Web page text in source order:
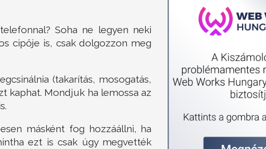
Soha ne legyen neki
cipője is, csak dolgozzon meg
(takarítás, mosogatás,
kaphat. Mondjuk ha lemossa az
másként fog hozzáállni, ha
ezt is csak úgy megvették